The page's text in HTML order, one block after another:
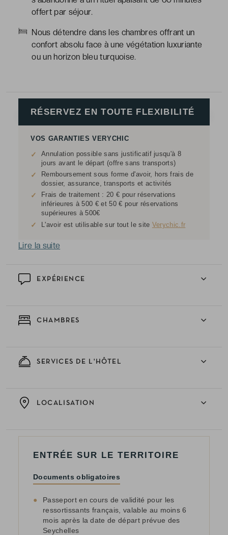
offert par séjour.
Nous détendre dans les chambres offrant un
confort absolu face à une végétation luxuriante
ou un horizon bleu turquoise.
EXPÉRIENCE
CHAMBRES
SERVICES DE L'HÔTEL
LOCALISATION
RÉSERVEZ EN TOUTE FLEXIBILITÉ
VOS GARANTIES VERYCHIC
✓
Annulation possible sans justificatif jusqu'à 8
jours avant le départ (offre sans transports)
✓
Remboursement sous forme d'avoir, hors frais de
dossier, assurance, transports et activités
✓
Frais de traitement : 20 € pour réservations
inférieures à 500 € et 50 € pour réservations
supérieures à 500€
✓ L'avoir est utilisable sur tout le site Verychic.fr
Lire la suite
ENTRÉE SUR LE TERRITOIRE
Documents obligatoires
●
Passeport en cours de validité pour les
ressortissants français, valable au moins 6
mois après la date de départ prévue des
Seychelles